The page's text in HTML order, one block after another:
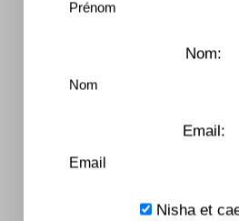
Nom:
Email:
Nisha et